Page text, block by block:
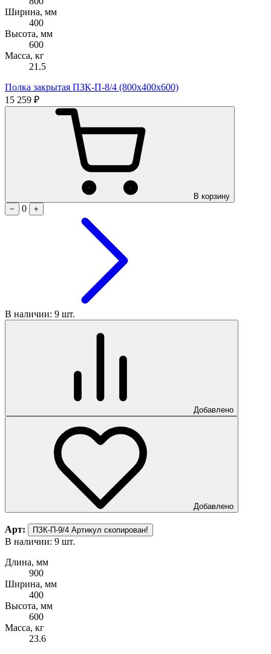
Ширина, мм
400
Высота, мм
600
Масса, кг
21.5
Полка закрытая ПЗК-П-8/4 (800х400х600)
15 259 ₽
В корзину
−
0 +
В наличии: 9 шт.
Добавлено
Добавлено
Арт: ПЗК-П-9/4 Артикул скопирован!
В наличии: 9 шт.
Длина, мм
900
Ширина, мм
400
Высота, мм
600
Масса, кг
23.6